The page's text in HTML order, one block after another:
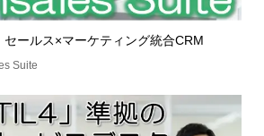
セールス×マーケティング統合CRM
Suite